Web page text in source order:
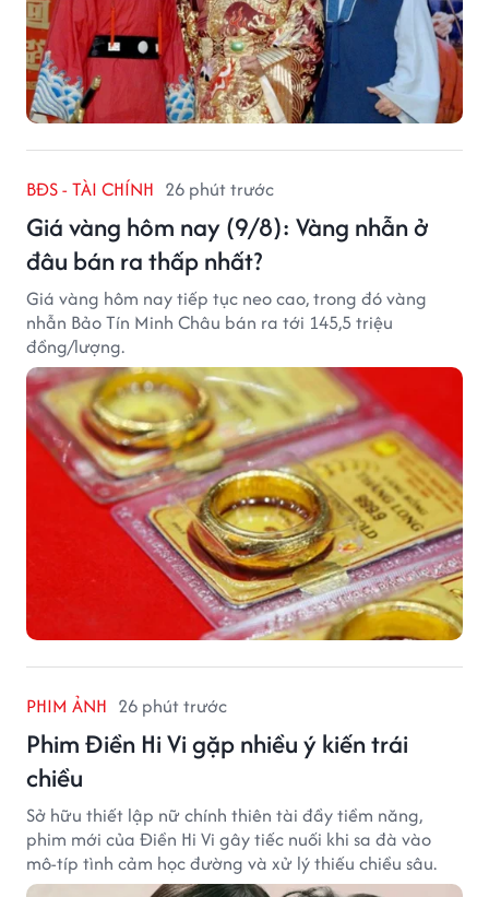
BĐS - TÀI CHÍNH 26 phút trước
Giá vàng hôm nay (9/8): Vàng nhẫn ở
đâu bán ra thấp nhất?
Giá vàng hôm nay tiếp tục neo cao, trong đó vàng
nhẫn Bảo Tín Minh Châu bán ra tới 145,5 triệu
đồng/lượng.
PHIM ẢNH 26 phút trước
Phim Điền Hi Vi gặp nhiều ý kiến trái
chiều
Sở hữu thiết lập nữ chính thiên tài đầy tiềm năng,
phim mới của Điền Hi Vi gây tiếc nuối khi sa đà vào
mô-típ tình cảm học đường và xử lý thiếu chiều sâu.